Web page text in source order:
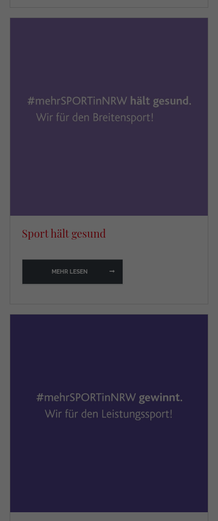
Sport hält gesund
MEHR LESEN